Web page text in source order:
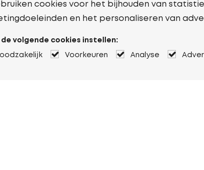
cookies voor het bijhouden van
en het personaliseren van
de volgende cookies instellen:
Voorkeuren Analyse